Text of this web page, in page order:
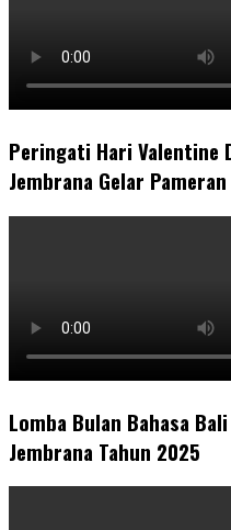
Peringati Hari Valentine
Jembrana Gelar
Lomba Bulan Bahasa
Jembrana Tahun 2025